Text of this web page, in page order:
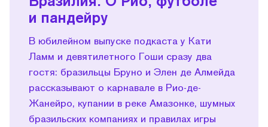
и пандейру
В юбилейном выпуске подкаста у Кати
Ламм и девятилетного Гоши сразу два
гостя: бразильцы Бруно и Элен де Алмейда
рассказывают о карнавале в Рио-де-
Жанейро, купании в реке Амазонке, шумных
бразильских компаниях и правилах игры